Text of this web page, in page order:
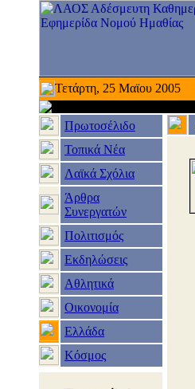
Τετάρτη, 25 Μαϊου 2005
Πρωτοσέλιδο
Τοπικά Νέα
Λαϊκά Σχόλια
Άρθρα
Συνεργατών
Πολιτισμός
Εκδηλώσεις
Αθλητικά
Οικονομία
Ελλάδα
Κόσμος